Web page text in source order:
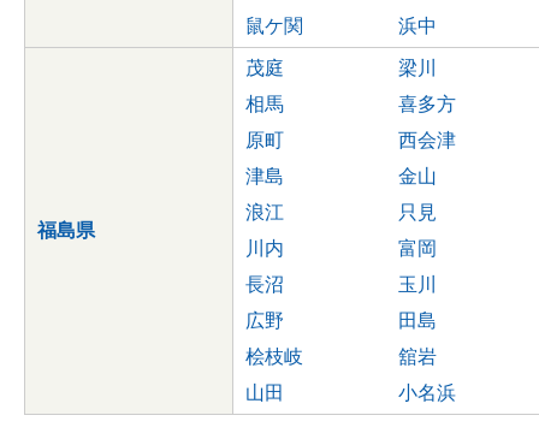
鼠ケ関 浜中
福島県
茂庭
梁川
相馬
喜多方
原町
西会津
津島
金山
浪江
只見
川内
富岡
長沼
玉川
広野
田島
桧枝岐
舘岩
山田
小名浜